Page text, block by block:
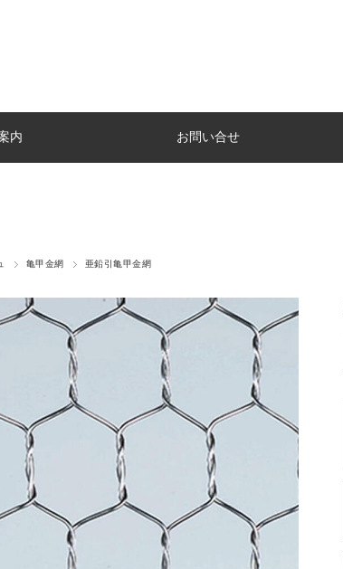
内 お問い合せ
亀甲金網 亜鉛引亀甲金網